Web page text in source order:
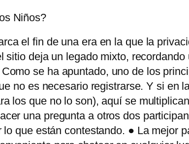
Niños?
el fin de una era en la que la
sitio deja un legado mixto,
se ha apuntado, uno de los
no es necesario registrarse. Y si en
los que no lo son), aquí se
una pregunta a otros dos
que están contestando. ● La mejor